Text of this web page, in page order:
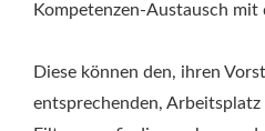
Kompetenzen-Austausch
Diese können den, ihren
entsprechenden,